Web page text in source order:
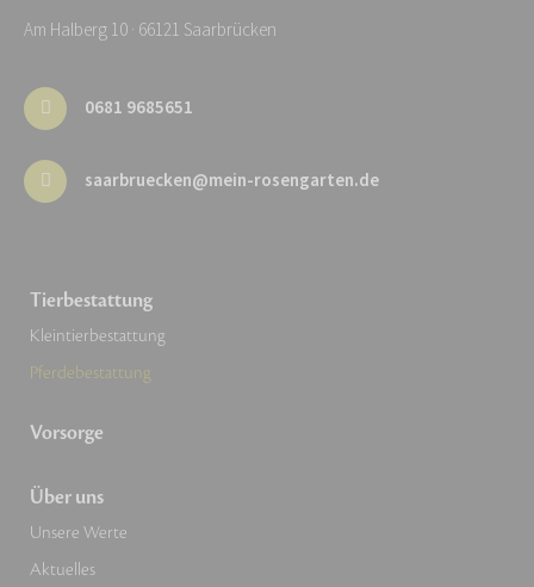
Am Halberg 10 · 66121 Saarbrücken
0681 9685651
saarbruecken@mein-rosengarten.de
Tierbestattung
Kleintierbestattung
Pferdebestattung
Vorsorge
Über uns
Unsere Werte
Aktuelles